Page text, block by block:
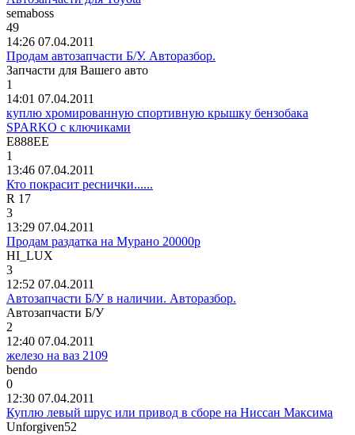
semaboss
49
14:26 07.04.2011
Продам автозапчасти Б/У. Авторазбор.
Запчасти для Вашего авто
1
14:01 07.04.2011
куплю хромированную спортивную крышку бензобака
SPARKO с ключиками
E888EE
1
13:46 07.04.2011
Кто покрасит реснички......
R 17
3
13:29 07.04.2011
Продам раздатка на Мурано 20000р
HI_LUX
3
12:52 07.04.2011
Автозапчасти Б/У в наличии. Авторазбор.
Автозапчасти Б/У
2
12:40 07.04.2011
железо на ваз 2109
bendo
0
12:30 07.04.2011
Куплю левый шрус или привод в сборе на Ниссан Максима
Unforgiven52